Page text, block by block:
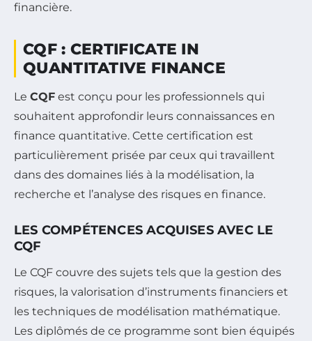
financière.
CQF : CERTIFICATE IN
QUANTITATIVE FINANCE
Le CQF est conçu pour les professionnels qui
souhaitent approfondir leurs connaissances en
finance quantitative. Cette certification est
particulièrement prisée par ceux qui travaillent
dans des domaines liés à la modélisation, la
recherche et l’analyse des risques en finance.
LES COMPÉTENCES ACQUISES AVEC LE
CQF
Le CQF couvre des sujets tels que la gestion des
risques, la valorisation d’instruments financiers et
les techniques de modélisation mathématique.
Les diplômés de ce programme sont bien équipés